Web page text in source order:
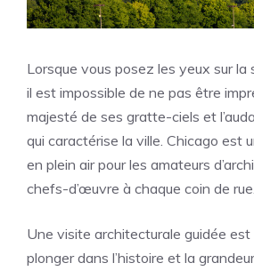
Lorsque vous posez les yeux sur la
il est impossible de ne pas être
majesté de ses gratte-ciels et
qui caractérise la ville. Chicago est
en plein air pour les amateurs
chefs-d’œuvre à chaque coin de rue.
Une visite architecturale guidée est
plonger dans l’histoire et la